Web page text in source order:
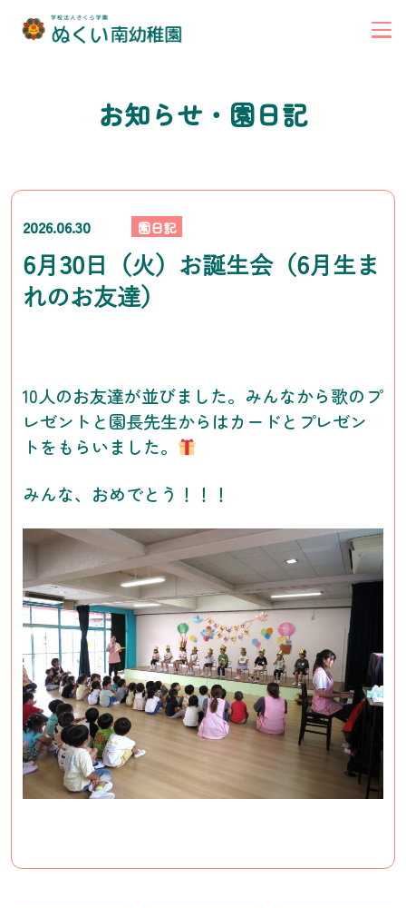
お知らせ・園日記
2026.06.30 園日記
6月30日（火）お誕生会（6月生ま
れのお友達）
10人のお友達が並びました。みんなから歌のプ
レゼントと園長先生からはカードとプレゼン
トをもらいました。
みんな、おめでとう！！！